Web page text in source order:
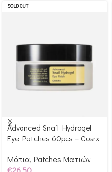
SOLD OUT
Αγόρασε & κέρδισε 265
Glow Points!
Advanced Snail Hydrogel
Eye Patches 60pcs – Cosrx
Μάτια, Patches Ματιών
€26.50